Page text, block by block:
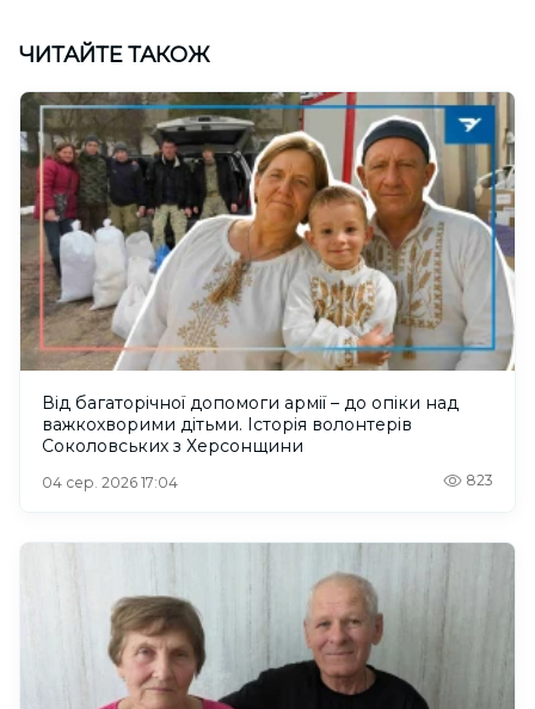
ЧИТАЙТЕ ТАКОЖ
Від багаторічної допомоги армії – до опіки над
важкохворими дітьми. Історія волонтерів
Соколовських з Херсонщини
04 сер. 2026 17:04 823